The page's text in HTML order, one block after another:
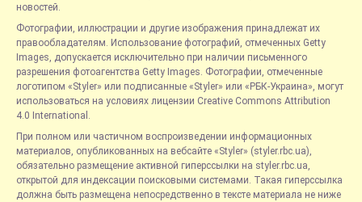
новостей.
Фотографии, иллюстрации и другие изображения принадлежат их
правообладателям. Использование фотографий, отмеченных Getty
Images, допускается исключительно при наличии письменного
разрешения фотоагентства Getty Images. Фотографии, отмеченные
логотипом «Styler» или подписанные «Styler» или «РБК-Украина», могут
использоваться на условиях лицензии Creative Commons Attribution
4.0 International.
При полном или частичном воспроизведении информационных
материалов, опубликованных на вебсайте «Styler» (styler.rbc.ua),
обязательно размещение активной гиперссылки на styler.rbc.ua,
открытой для индексации поисковыми системами. Такая гиперссылка
должна быть размещена непосредственно в тексте материала не ниже